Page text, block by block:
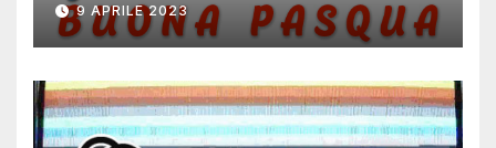
9 APRILE 2023